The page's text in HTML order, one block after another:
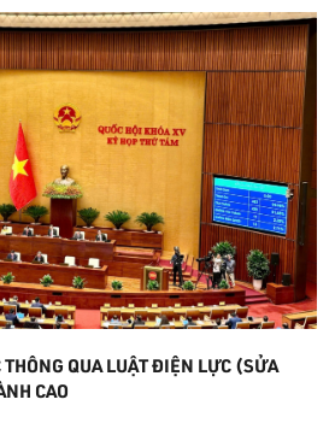
THÔNG QUA LUẬT ĐIỆN LỰC (SỬA
CAO